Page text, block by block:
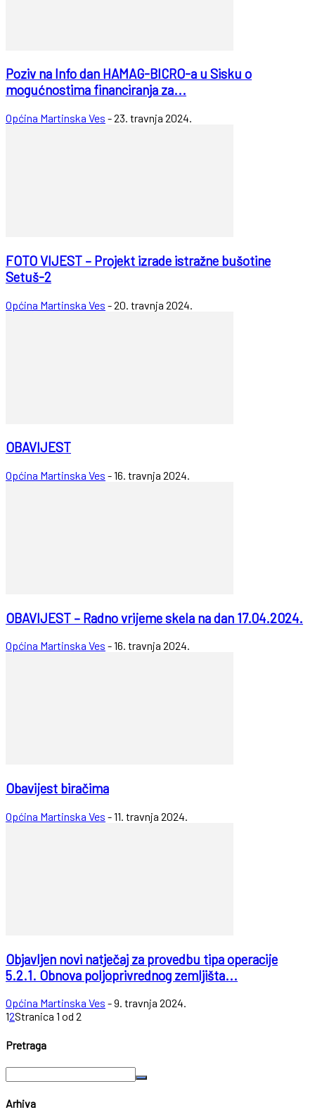
Poziv na Info dan HAMAG-BICRO-a u Sisku o
mogućnostima financiranja za...
Općina Martinska Ves -23. travnja 2024.
FOTO VIJEST – Projekt izrade istražne bušotine
Setuš-2
Općina Martinska Ves -20. travnja 2024.
OBAVIJEST
Općina Martinska Ves -16. travnja 2024.
OBAVIJEST – Radno vrijeme skela na dan 17.04.2024.
Općina Martinska Ves -16. travnja 2024.
Obavijest biračima
Općina Martinska Ves -11. travnja 2024.
Objavljen novi natječaj za provedbu tipa operacije
5.2.1. Obnova poljoprivrednog zemljišta...
Općina Martinska Ves -9. travnja 2024.
12Stranica 1 od 2
Pretraga
Arhiva